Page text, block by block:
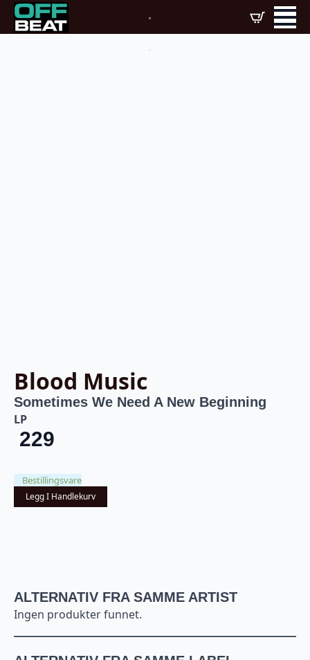
Blood Music
Sometimes We Need A New Beginning
LP
229
Bestillingsvare
Legg I Handlekurv
ALTERNATIV FRA SAMME ARTIST
Ingen produkter funnet.